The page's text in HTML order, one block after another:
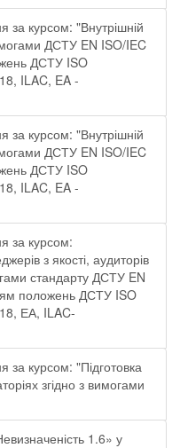
за курсом: "Внутрішній
ДСТУ EN ISO/IEC
ДСТУ ISO
ILAC, EA -
за курсом: "Внутрішній
ДСТУ EN ISO/IEC
ДСТУ ISO
ILAC, EA -
за курсом:
з якості, аудиторів
стандарту ДСТУ EN
положень ДСТУ ISO
ЕА, ILAC-
за курсом: "Підготовка
згідно з вимогами
1.6» у